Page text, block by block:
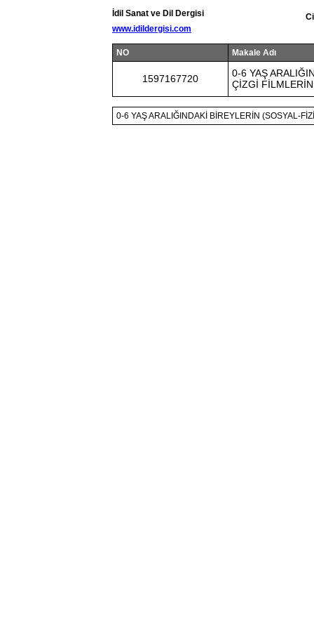
İdil Sanat ve Dil Dergisi
www.idildergisi.com
NO Makale Adı
1597167720
0-6 YAŞ
ÇİZGİ
0-6 YAŞ ARALIĞINDAKİ BİREYLERİN (SOSYAL-